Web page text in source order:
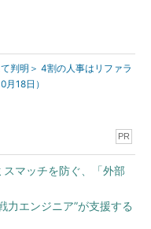
判明＞ 4割の人事はリファラ
18日）
PR
マッチを防ぐ、「外部
力エンジニア”が支援する